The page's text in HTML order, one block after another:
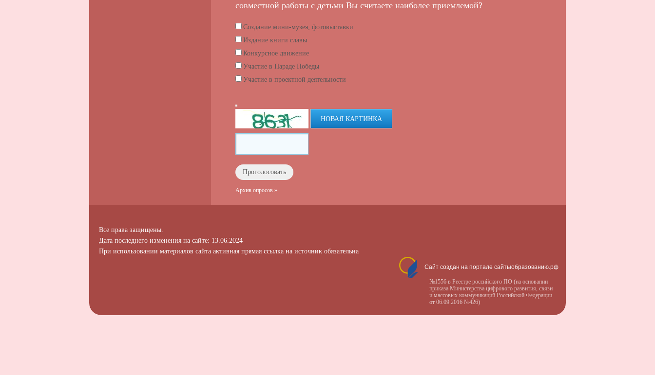
совместной работы с детьми Вы считаете наиболее приемлемой?
Создание мини-музея, фотовыставки
Издание книги славы
Конкурсное движение
Участие в Параде Победы
Участие в проектной деятельности
НОВАЯ КАРТИНКА
Архив опросов »
Все права защищены.
Дата последнего изменения на сайте: 13.06.2024
При использовании материалов сайта активная прямая ссылка на источник обязательна
Сайт создан на портале сайтыобразованию.рф
№1556 в Реестре российского ПО (на основании
приказа Министерства цифрового развития, связи
и массовых коммуникаций Российской Федерации
от 06.09.2016 №426)